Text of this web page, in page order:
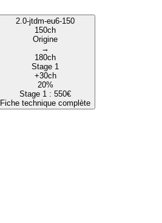
2.0-jtdm-eu6-150
150ch
Origine
→
180ch
Stage 1
+30ch
20%
Stage 1 : 550€
Fiche technique complète